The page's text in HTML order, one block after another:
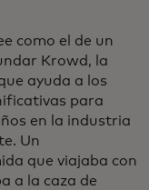
como el de un
Krowd, la
ayuda a los
para
en la industria
Un
que viajaba con
a la caza de